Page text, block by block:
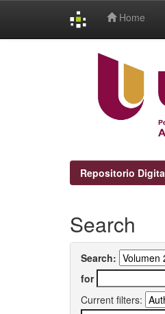
Home
Repositorio
Search
Search:
for
Current filters: